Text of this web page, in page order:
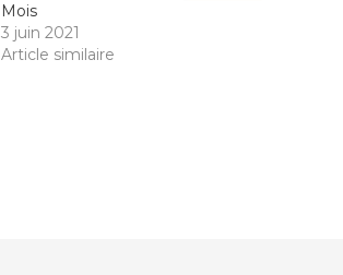
Mois
3 juin 2021
Article similaire